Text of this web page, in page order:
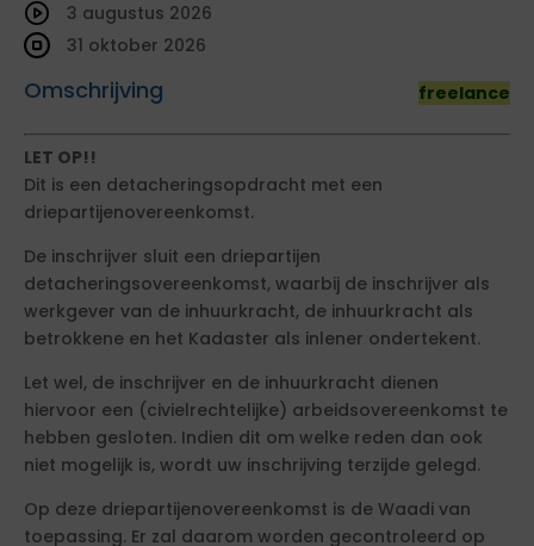
Omschrijving freelance
3 augustus 2026
31 oktober 2026
LET OP!!
Dit is een detacheringsopdracht met een
driepartijenovereenkomst.
De inschrijver sluit een driepartijen
detacheringsovereenkomst, waarbij de inschrijver als
werkgever van de inhuurkracht, de inhuurkracht als
betrokkene en het Kadaster als inlener ondertekent.
Let wel, de inschrijver en de inhuurkracht dienen
hiervoor een (civielrechtelijke) arbeidsovereenkomst te
hebben gesloten. Indien dit om welke reden dan ook
niet mogelijk is, wordt uw inschrijving terzijde gelegd.
Op deze driepartijenovereenkomst is de Waadi van
toepassing. Er zal daarom worden gecontroleerd op